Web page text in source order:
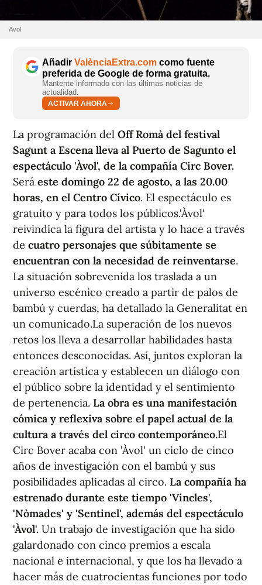
Avol
Añadir ValènciaExtra.com como fuente
preferida de Google de forma gratuita.
Mantente informado con las últimas noticias de
actualidad.
ACTIVAR AHORA
La programación del Off Romà del festival
Sagunt a Escena lleva al Puerto de Sagunto el
espectáculo 'Àvol', de la compañía Circ Bover.
Será este domingo 22 de agosto, a las 20.00
horas, en el Centro Cívico. El espectáculo es
gratuito y para todos los públicos.'Àvol'
reivindica la figura del artista y lo hace a través
de cuatro personajes que súbitamente se
encuentran con la necesidad de reinventarse.
La situación sobrevenida los traslada a un
universo escénico creado a partir de palos de
bambú y cuerdas, ha detallado la Generalitat en
un comunicado.La superación de los nuevos
retos los lleva a desarrollar habilidades hasta
entonces desconocidas. Así, juntos exploran la
creación artística y establecen un diálogo con
el público sobre la identidad y el sentimiento
de pertenencia. La obra es una manifestación
cómica y reflexiva sobre el papel actual de la
cultura a través del circo contemporáneo.El
Circ Bover acaba con 'Àvol' un ciclo de cinco
años de investigación con el bambú y sus
posibilidades aplicadas al circo. La compañía ha
estrenado durante este tiempo 'Vincles',
'Nòmades' y 'Sentinel', además del espectáculo
'Àvol'. Un trabajo de investigación que ha sido
galardonado con cinco premios a escala
nacional e internacional, y que los ha llevado a
hacer más de cuatrocientas funciones por todo